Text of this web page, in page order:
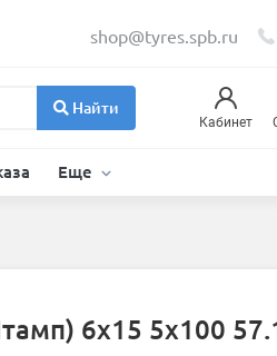
shop@tyres.spb.ru
Найти
Кабинет
Еще
6x15 5x100